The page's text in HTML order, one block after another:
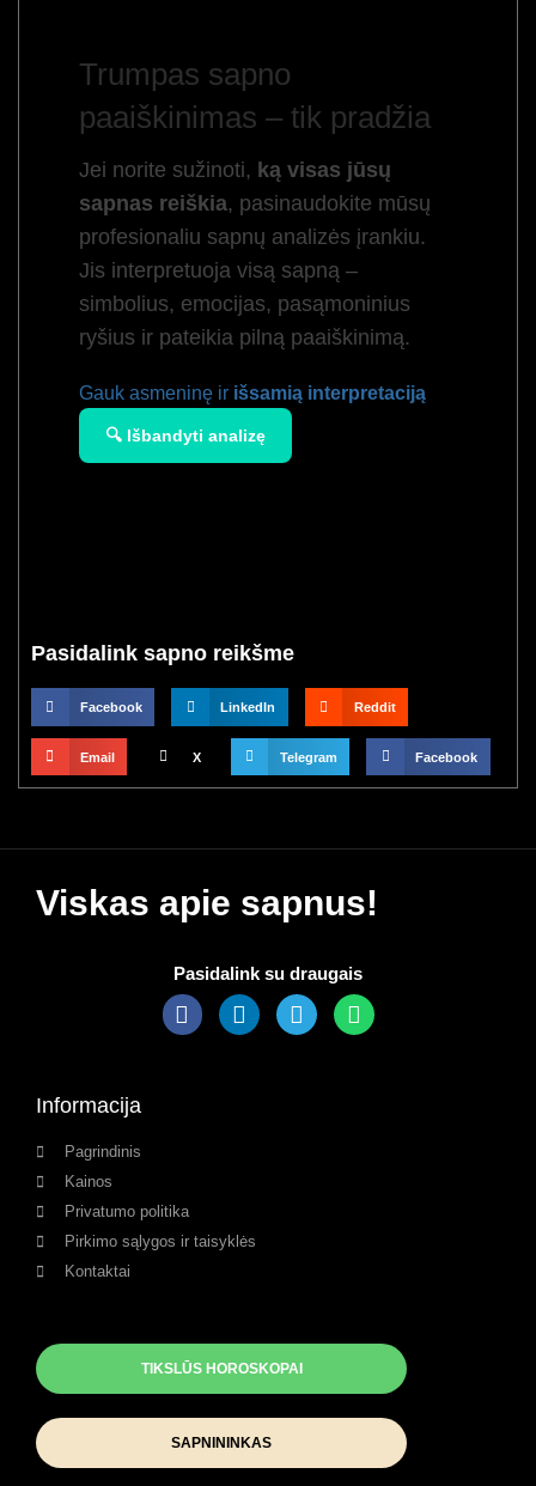
Trumpas sapno
paaiškinimas – tik pradžia
Jei norite sužinoti, ką visas jūsų
sapnas reiškia, pasinaudokite mūsų
profesionaliu sapnų analizės įrankiu.
Jis interpretuoja visą sapną –
simbolius, emocijas, pasąmoninius
ryšius ir pateikia pilną paaiškinimą.
Gauk asmeninę ir išsamią interpretaciją
🔍 Išbandyti analizę
Pasidalink sapno reikšme
Facebook LinkedIn Reddit
Email X Telegram Facebook
Viskas apie sapnus!
Pasidalink su draugais
Informacija
Pagrindinis
Kainos
Privatumo politika
Pirkimo sąlygos ir taisyklės
Kontaktai
TIKSLŪS HOROSKOPAI
SAPNININKAS